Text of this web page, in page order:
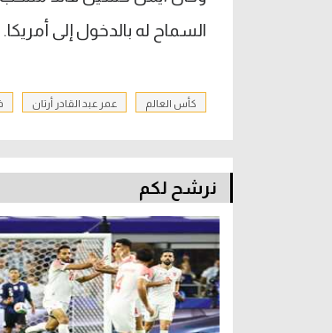
السماح له بالدخول إلى أمريكا.
كأس العالم عمر عبد القادر أرتان
نرشح لكم